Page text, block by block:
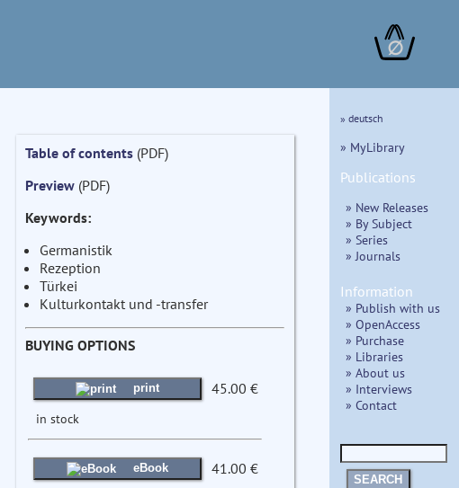
∅
Table of contents(PDF)
Preview(PDF)
Keywords:
Germanistik
Rezeption
Türkei
Kulturkontakt und -transfer
BUYING OPTIONS
print 45.00 €
in stock
eBook 41.00 €
» deutsch
» MyLibrary
Publications
» New Releases
» By Subject
» Series
» Journals
Information
» Publish with us
» OpenAccess
» Purchase
» Libraries
» About us
» Interviews
» Contact
SEARCH